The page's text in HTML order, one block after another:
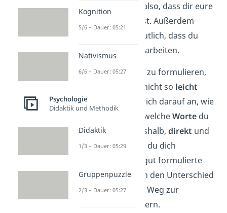
deinem Gegenüber also, dass dir eure
ist. Außerdem
machst du damit deutlich, dass du
bereit bist, an dir zu arbeiten.
Eine Entschuldigung zu formulieren,
kann allerdings gar nicht so leicht
sein. Es kommt nämlich darauf an, wie
du etwas sagst und welcheWortedu
wählst. Versuche deshalb, direkt und
klarzu sagen, wofür du dich
Eine gut formulierte
Entschuldigung kann den Unterschied
ausmachen und den Weg zur
erleichtern.
Kognition
5/6 – Dauer: 05:21
Nativismus
6/6 – Dauer: 05:27
Psychologie
Didaktik und Methodik
Didaktik
1/3 – Dauer: 05:29
Gruppenpuzzle
2/3 – Dauer: 05:27